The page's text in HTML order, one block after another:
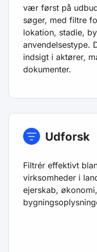
vær først på
søger, med filtre
lokation, stadie,
anvendelsestype.
indsigt i aktører,
dokumenter.
Udforsk
Filtrér effektivt
virksomheder i
ejerskab,